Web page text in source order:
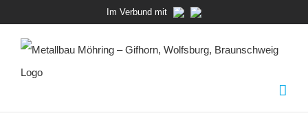
springen
Im Verbund mit